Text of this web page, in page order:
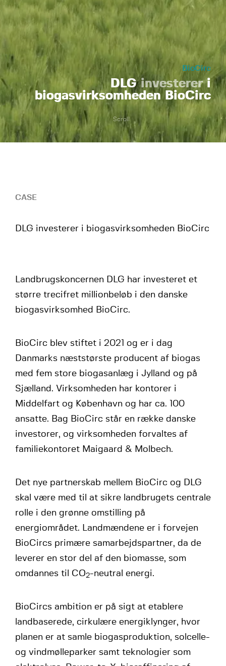
BioCirc
DLGinvestereri
biogasvirksomheden BioCirc
Scroll
CASE
DLG investerer i biogasvirksomheden BioCirc
Landbrugskoncernen DLG har investeret et
større trecifret millionbeløb i den danske
biogasvirksomhed BioCirc.
BioCirc blev stiftet i 2021 og er i dag
Danmarks næststørste producent af biogas
med fem store biogasanlæg i Jylland og på
Sjælland. Virksomheden har kontorer i
Middelfart og København og har ca. 100
ansatte. Bag BioCirc står en række danske
investorer, og virksomheden forvaltes af
familiekontoret Maigaard & Molbech.
Det nye partnerskab mellem BioCirc og DLG
skal være med til at sikre landbrugets centrale
rolle i den grønne omstilling på
energiområdet. Landmændene er i forvejen
BioCircs primære samarbejdspartner, da de
leverer en stor del af den biomasse, som
omdannes til CO2-neutral energi.
BioCircs ambition er på sigt at etablere
landbaserede, cirkulære energiklynger, hvor
planen er at samle biogasproduktion, solcelle-
og vindmølleparker samt teknologier som